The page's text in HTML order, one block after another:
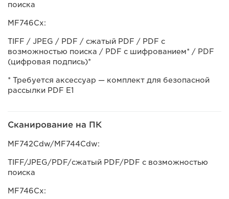
поиска
MF746Cx:
TIFF / JPEG / PDF / сжатый PDF / PDF с
возможностью поиска / PDF с шифрованием* / PDF
(цифровая подпись)*
* Требуется аксессуар — комплект для безопасной
рассылки PDF E1
Сканирование на ПК
MF742Cdw/MF744Cdw:
TIFF/JPEG/PDF/сжатый PDF/PDF с возможностью
поиска
MF746Cx: